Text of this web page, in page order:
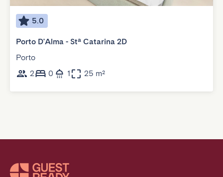
5.0
Porto D'Alma - Stª Catarina 2D
Porto
2
0 1 25 m²